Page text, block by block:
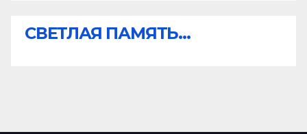
СВЕТЛАЯ ПАМЯТЬ...